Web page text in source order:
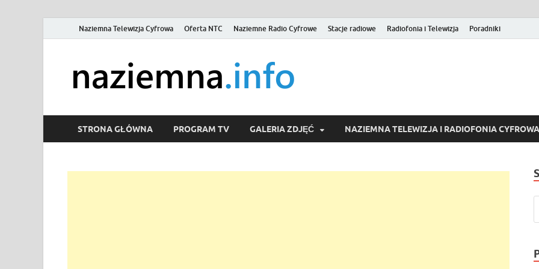
Naziemna Telewizja Cyfrowa Oferta NTC Naziemne Radio Cyfrowe Stacje radiowe Radiofonia i Telewizja Poradniki
Wideo online, VOD
STRONA GŁÓWNA PROGRAM TV GALERIA ZDJĘĆ NAZIEMNA TELEWIZJA I RADIOFONIA CYFROWA